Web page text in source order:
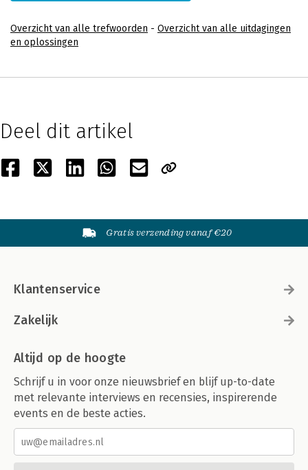
Overzicht van alle trefwoorden - Overzicht van alle uitdagingen
en oplossingen
Deel dit artikel
Gratis verzending vanaf €20
Klantenservice
Zakelijk
Altijd op de hoogte
Schrijf u in voor onze nieuwsbrief en blijf up-to-date
met relevante interviews en recensies, inspirerende
events en de beste acties.